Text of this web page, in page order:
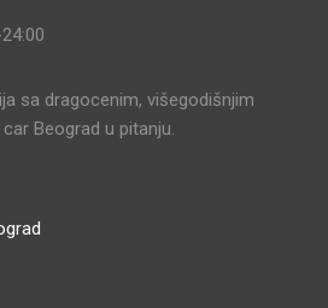
sa dragocenim, višegodišnjim
Beograd u pitanju.